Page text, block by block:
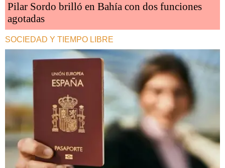
Pilar Sordo brilló en Bahía con dos funciones
agotadas
SOCIEDAD Y TIEMPO LIBRE